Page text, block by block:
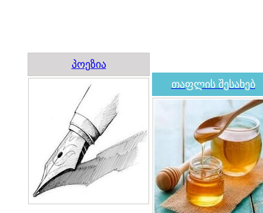
პოეზია
თაფლის შესახებ